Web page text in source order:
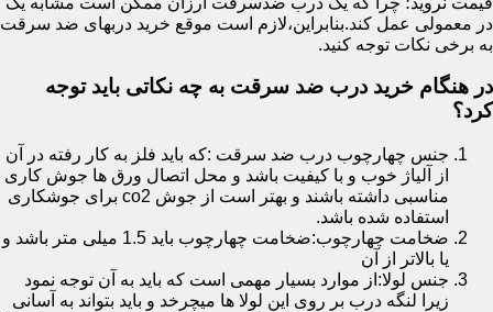
در معمولی عمل کند.بنابراین،لازم است موقع خرید دربهای ضد سرقت
به برخی نکات توجه کنید.
در هنگام خرید درب ضد سرقت به چه نکاتی باید توجه
کرد؟
جنس چهارچوب درب ضد سرقت :که باید فلز به کار رفته در آن
از آلیاژ خوب و با کیفیت باشد و محل اتصال ورق ها جوش کاری
مناسبی داشته باشند و بهتر است از جوش co2 برای جوشکاری
استفاده شده باشد.
ضخامت چهارچوب:ضخامت چهارچوب باید 1.5 میلی متر باشد و
یا بالاتر از آن
جنس لولا:از موارد بسیار مهمی است که باید به آن توجه نمود
زیرا لنگه درب بر روی این لولا ها میچرخد و باید بتواند به آسانی